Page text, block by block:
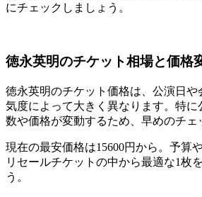
にチェックしましょう。
徳永英明のチケット相場と価格
徳永英明のチケット価格は、公演日や
気度によって大きく異なります。特に
数や価格が変動するため、早めのチェ
現在の最安価格は15600円から。予算
リセールチケットの中から最適な1枚
う。